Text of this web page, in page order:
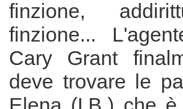
finzione,
finzione...
Cary Grant
deve trovare le